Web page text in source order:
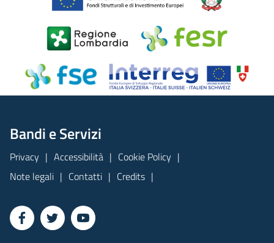
Bandi e Servizi
Privacy Accessibilità
Cookie Policy
Note legali
Contatti Credits